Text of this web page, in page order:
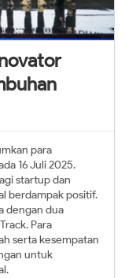
para
16 Juli 2025.
startup dan
berdampak positif.
dengan dua
Para
serta kesempatan
untuk